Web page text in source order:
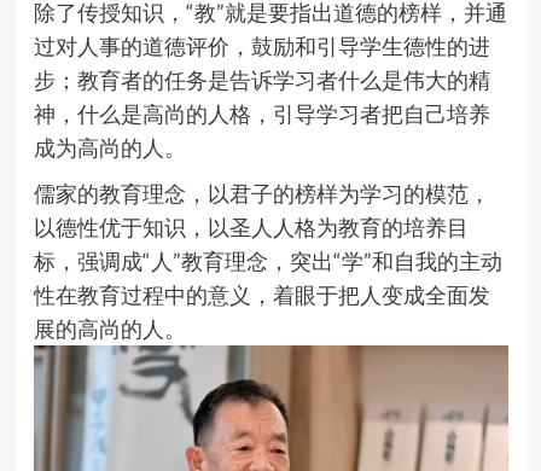
除了传授知识，“教”就是要指出道德的榜样，并通
过对人事的道德评价，鼓励和引导学生德性的进
步；教育者的任务是告诉学习者什么是伟大的精
神，什么是高尚的人格，引导学习者把自己培养
成为高尚的人。
儒家的教育理念，以君子的榜样为学习的模范，
以德性优于知识，以圣人人格为教育的培养目
标，强调成“人”教育理念，突出“学”和自我的主动
性在教育过程中的意义，着眼于把人变成全面发
展的高尚的人。